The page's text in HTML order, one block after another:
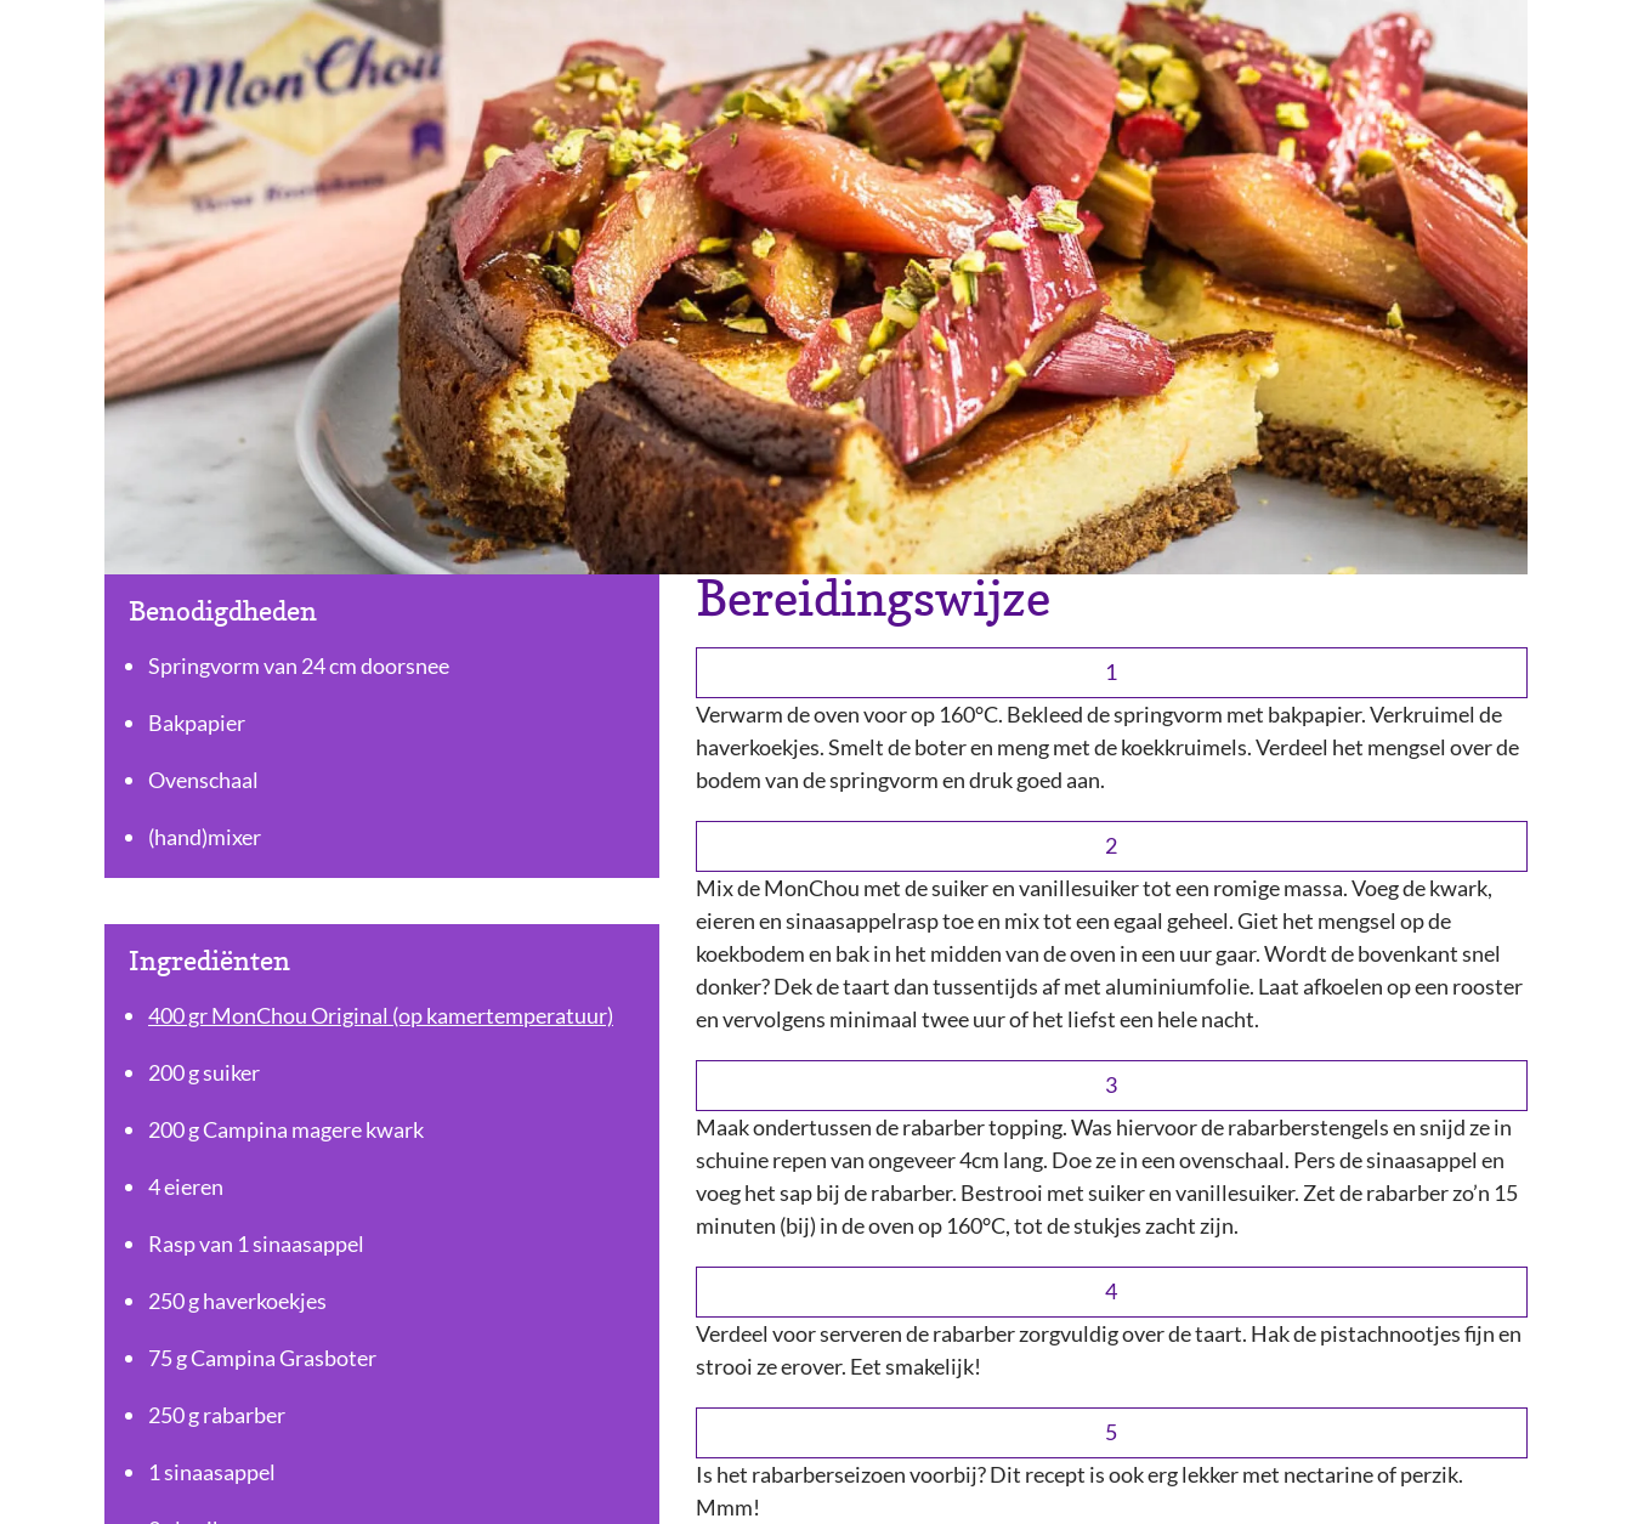
Benodigdheden
Springvorm van 24 cm doorsnee
Bakpapier
Ovenschaal
(hand)mixer
Ingrediënten
400 gr MonChou Original (op kamertemperatuur)
200 g suiker
200 g Campina magere kwark
4 eieren
Rasp van 1 sinaasappel
250 g haverkoekjes
75 g Campina Grasboter
250 g rabarber
1 sinaasappel
Bereidingswijze
Verwarm de oven voor op 160°C. Bekleed de springvorm met bakpapier. Verkruimel de
haverkoekjes. Smelt de boter en meng met de koekkruimels. Verdeel het mengsel over de
bodem van de springvorm en druk goed aan.
Mix de MonChou met de suiker en vanillesuiker tot een romige massa. Voeg de kwark,
eieren en sinaasappelrasp toe en mix tot een egaal geheel. Giet het mengsel op de
koekbodem en bak in het midden van de oven in een uur gaar. Wordt de bovenkant snel
donker? Dek de taart dan tussentijds af met aluminiumfolie. Laat afkoelen op een rooster
en vervolgens minimaal twee uur of het liefst een hele nacht.
Maak ondertussen de rabarber topping. Was hiervoor de rabarberstengels en snijd ze in
schuine repen van ongeveer 4cm lang. Doe ze in een ovenschaal. Pers de sinaasappel en
voeg het sap bij de rabarber. Bestrooi met suiker en vanillesuiker. Zet de rabarber zo’n 15
minuten (bij) in de oven op 160°C, tot de stukjes zacht zijn.
Verdeel voor serveren de rabarber zorgvuldig over de taart. Hak de pistachnootjes fijn en
strooi ze erover. Eet smakelijk!
Is het rabarberseizoen voorbij? Dit recept is ook erg lekker met nectarine of perzik.
Mmm!